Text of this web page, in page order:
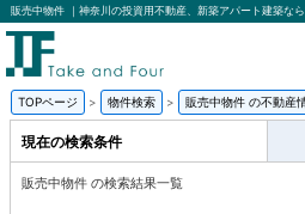
販売中物件 ｜神奈川の投資用不動産、新築アパート建築な
TOPページ 物件検索 販売中物件 の不動産
現在の検索条件
販売中物件 の検索結果一覧